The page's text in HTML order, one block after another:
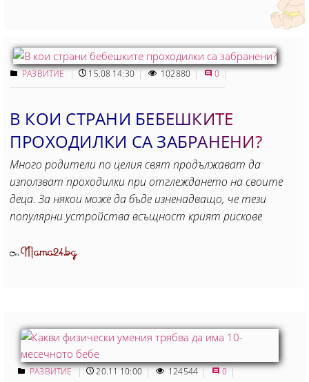
РАЗВИТИЕ 15.08 14:30 102880 0
В КОИ СТРАНИ БЕБЕШКИТЕ
ПРОХОДИЛКИ СА ЗАБРАНЕНИ?
Много родители по целия свят продължават да
използват проходилки при отглеждането на своите
деца. За някои може да бъде изненадващо, че тези
популярни устройства всъщност крият рискове
ОтMama24.bg
РАЗВИТИЕ 20.11 10:00 124544 0